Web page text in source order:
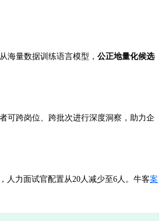
海量数据训练语言模型， 公正地量化候选
可跨岗位、跨批次进行深度洞察，助力企
人力面试官配置从20人减少至6人。牛客案